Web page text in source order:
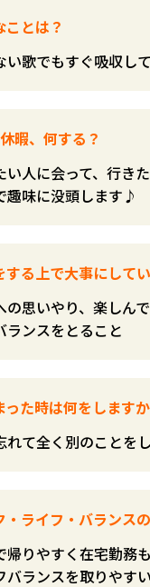
ことは？
い歌でもすぐ吸収し
暇、何する？
い人に会って、行き
趣味に没頭します♪
する上で大事にして
の思いやり、楽しん
ランスをとること
った時は何をします
れて全く別のことを
・ライフ・バランス
帰りやすく在宅勤務
バランスを取りやす